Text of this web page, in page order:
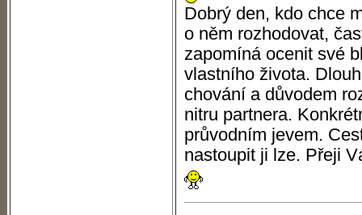
Dobrý den, kdo chce
o něm rozhodovat,
zapomíná ocenit své
vlastního života.
chování a důvodem
nitru partnera.
průvodním jevem.
nastoupit ji lze. Přeji